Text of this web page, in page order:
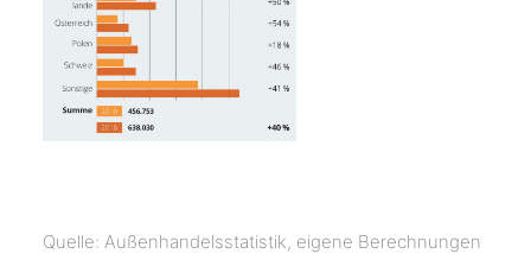
Quelle: Außenhandelsstatistik, eigene Berechnungen